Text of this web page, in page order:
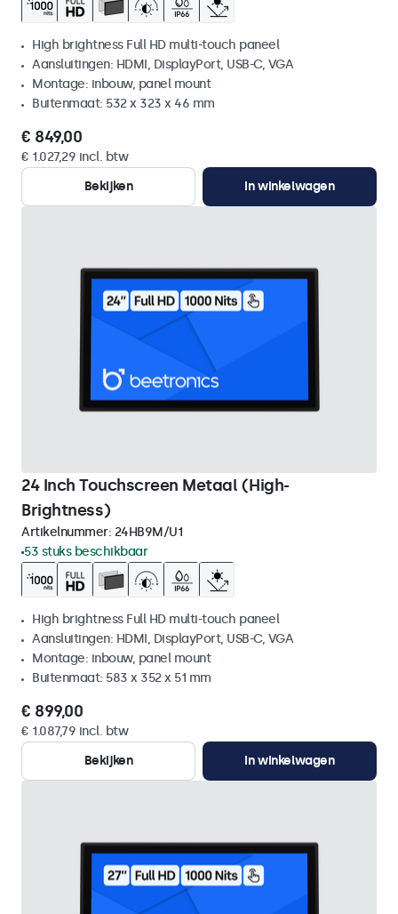
High brightness Full HD multi-touch paneel
Aansluitingen: HDMI, DisplayPort, USB-C, VGA
Montage: inbouw, panel mount
Buitenmaat: 532 x 323 x 46 mm
€ 849,00
€ 1.027,29 incl. btw
Bekijken
In winkelwagen
24 Inch Touchscreen Metaal (High-
Brightness)
Artikelnummer: 24HB9M/U1
53 stuks beschikbaar
High brightness Full HD multi-touch paneel
Aansluitingen: HDMI, DisplayPort, USB-C, VGA
Montage: inbouw, panel mount
Buitenmaat: 583 x 352 x 51 mm
€ 899,00
€ 1.087,79 incl. btw
Bekijken
In winkelwagen